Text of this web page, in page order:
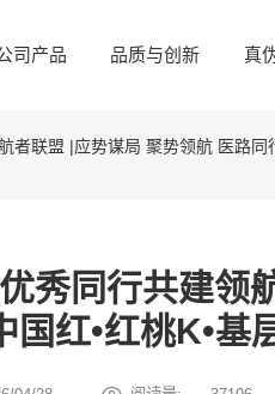
司产品 品质与创新 真
者联盟 |应势谋局 聚势领航 医路
秀同行共建领
红•红桃K•基